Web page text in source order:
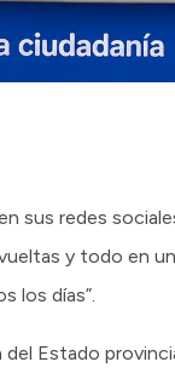
sus redes
y todo en
los días”.
Estado